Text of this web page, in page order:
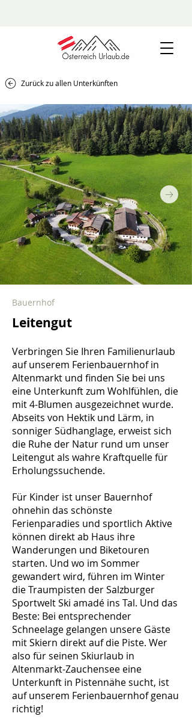
Zurück zu allen Unterkünften
Bauernhof
Leitengut
Verbringen Sie Ihren Familienurlaub
auf unserem Ferienbauernhof in
Altenmarkt und finden Sie bei uns
eine Unterkunft zum Wohlfühlen, die
mit 4-Blumen ausgezeichnet wurde.
Abseits von Hektik und Lärm, in
sonniger Südhanglage, erweist sich
die Ruhe der Natur rund um unser
Leitengut als wahre Kraftquelle für
Erholungssuchende.
Für Kinder ist unser Bauernhof
ohnehin das schönste
Ferienparadies und sportlich Aktive
können direkt ab Haus ihre
Wanderungen und Biketouren
starten. Und wo im Sommer
gewandert wird, führen im Winter
die Traumpisten der Salzburger
Sportwelt Ski amadé ins Tal. Und das
Beste: Bei entsprechender
Schneelage gelangen unsere Gäste
mit Skiern direkt auf die Piste. Wer
also für seinen Skiurlaub in
Altenmarkt-Zauchensee eine
Unterkunft in Pistennähe sucht, ist
auf unserem Ferienbauernhof genau
richtig!